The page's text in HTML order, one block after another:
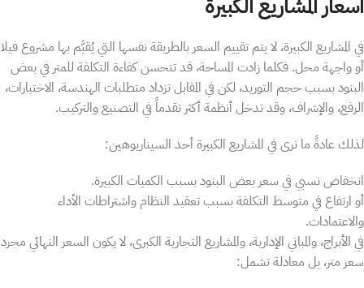
في المشاريع الكبيرة، لا يتم تقييم السعر بالطريقة نفسها التي يُقيَّم بها مشروع فيلا
أو واجهة محل. فكلما زادت المساحة، قد تتحسن كفاءة التكلفة للمتر في بعض
البنود بسبب حجم التوريد، لكن في المقابل تزداد متطلبات الهندسة، الاختبارات،
الرفع، والإشراف، وقد تدخل أنظمة أكثر تقدماً في التصنيع والتركيب.
لذلك عادةً ما نرى في المشاريع الكبيرة أحد السيناريوهين:
انخفاض نسبي في سعر بعض البنود بسبب الكميات الكبيرة.
أو ارتفاع في متوسط التكلفة بسبب تعقيد النظام واشتراطات الأداء
والاعتمادات.
في الأبراج، والمباني الإدارية، والمشاريع التجارية الكبرى، لا يكون السعر النهائي مجرد
سعر متر، بل معادلة تشمل: